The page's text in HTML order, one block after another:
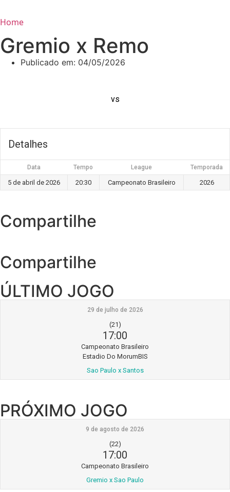
Home
Gremio x Remo
Publicado em: 04/05/2026
vs
Detalhes
Data Tempo League Temporada
5 de abril de 2026 20:30 Campeonato Brasileiro 2026
Compartilhe
Compartilhe
ÚLTIMO JOGO
29 de julho de 2026
(21)
17:00
Campeonato Brasileiro
Estadio Do MorumBIS
Sao Paulo x Santos
PRÓXIMO JOGO
9 de agosto de 2026
(22)
17:00
Campeonato Brasileiro
Gremio x Sao Paulo